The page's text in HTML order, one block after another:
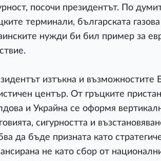
посочи президентът. По
терминали, българската
нужди би бил пример за
изтъкна и възможностите
център. От гръцките
и Украйна се оформя
сигурността и
да бъде призната като
не като сбор от